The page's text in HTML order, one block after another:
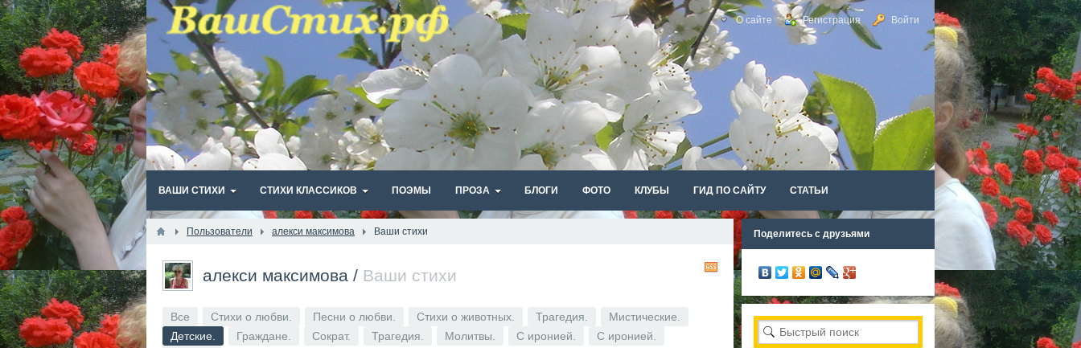
О сайте Регистрация Войти
ВАШИ СТИХИ СТИХИ КЛАССИКОВ ПОЭМЫ ПРОЗА БЛОГИ ФОТО КЛУБЫ ГИД ПО САЙТУ СТАТЬИ
Пользователи алекси максимова Ваши стихи
RSS
алекси максимова / Ваши стихи
Все Стихи о любви. Песни о любви. Стихи о животных. Трагедия.
Мистические.
Детские.
Граждане. Сократ. Трагедия. Молитвы. С иронией.
С иронией.
Поделитесь с друзьями